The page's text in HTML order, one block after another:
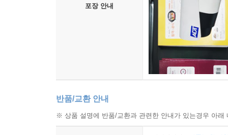
포장 안내
반품/교환 안내
※ 상품 설명에 반품/교환과 관련한 안내가 있는경우 아